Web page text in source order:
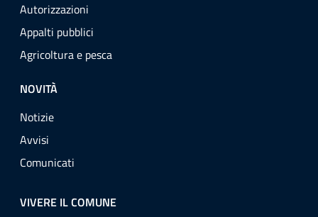
Autorizzazioni
Appalti pubblici
Agricoltura e pesca
NOVITÀ
Notizie
Avvisi
Comunicati
VIVERE IL COMUNE